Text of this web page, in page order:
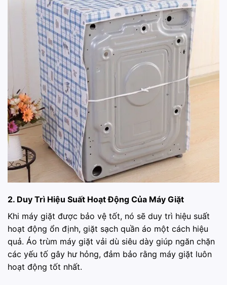
2. Duy Trì Hiệu Suất Hoạt Động Của Máy Giặt
Khi máy giặt được bảo vệ tốt, nó sẽ duy trì hiệu suất
hoạt động ổn định, giặt sạch quần áo một cách hiệu
quả. Áo trùm máy giặt vải dù siêu dày giúp ngăn chặn
các yếu tố gây hư hỏng, đảm bảo rằng máy giặt luôn
hoạt động tốt nhất.